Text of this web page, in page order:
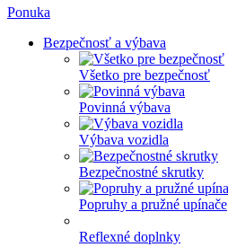
Ponuka
Bezpečnosť a výbava
Všetko pre bezpečnosť
Povinná výbava
Výbava vozidla
Bezpečnostné skrutky
Popruhy a pružné upínače
Reflexné doplnky